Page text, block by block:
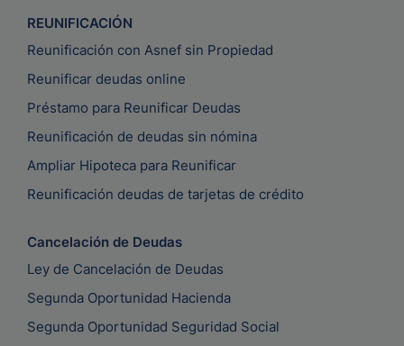
REUNIFICACIÓN
Reunificación con Asnef sin Propiedad
Reunificar deudas online
Préstamo para Reunificar Deudas
Reunificación de deudas sin nómina
Ampliar Hipoteca para Reunificar
Reunificación deudas de tarjetas de crédito
Cancelación de Deudas
Ley de Cancelación de Deudas
Segunda Oportunidad Hacienda
Segunda Oportunidad Seguridad Social